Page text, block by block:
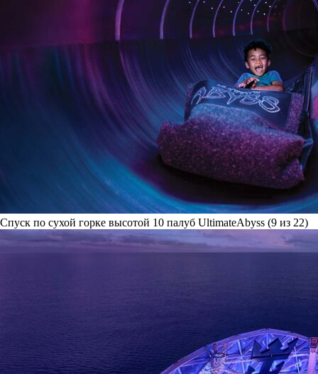
Спуск по сухой горке высотой 10 палуб UltimateAbyss (9 из 22)